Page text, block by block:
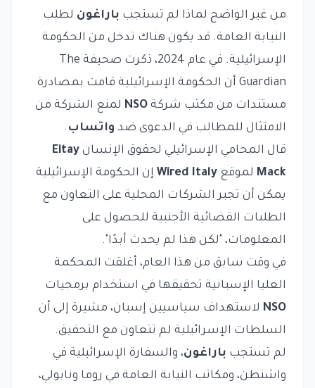
من غير الواضح لماذا لم تستجب باراغون لطلب
النيابة العامة. قد يكون هناك تدخل من الحكومة
الإسرائيلية. في عام 2024، ذكرت صحيفة
The
Guardian أن الحكومة الإسرائيلية قامت بمصادرة
مستندات من مكتب شركة NSO لمنع الشركة من
الامتثال للمطالب في الدعوى ضد واتساب .
قال المحامي الإسرائيلي لحقوق الإنسان Eitay
Mack لموقع Wired Italy إن الحكومة الإسرائيلية
يمكن أن تجبر الشركات المحلية على التعاون مع
الطلبات القضائية الأجنبية للحصول على
المعلومات، "لكن هذا لم يحدث أبدًا".
في وقت سابق من هذا العام، أغلقت المحكمة
العليا الإسبانية تحقيقها في استخدام برمجيات
NSO لاستهداف سياسيين إسبان، مشيرة إلى أن
السلطات الإسرائيلية لم تتعاون مع التحقيق.
لم تستجب باراغون، والسفارة الإسرائيلية في
واشنطن، ومكاتب النيابة العامة في روما ونابولي،